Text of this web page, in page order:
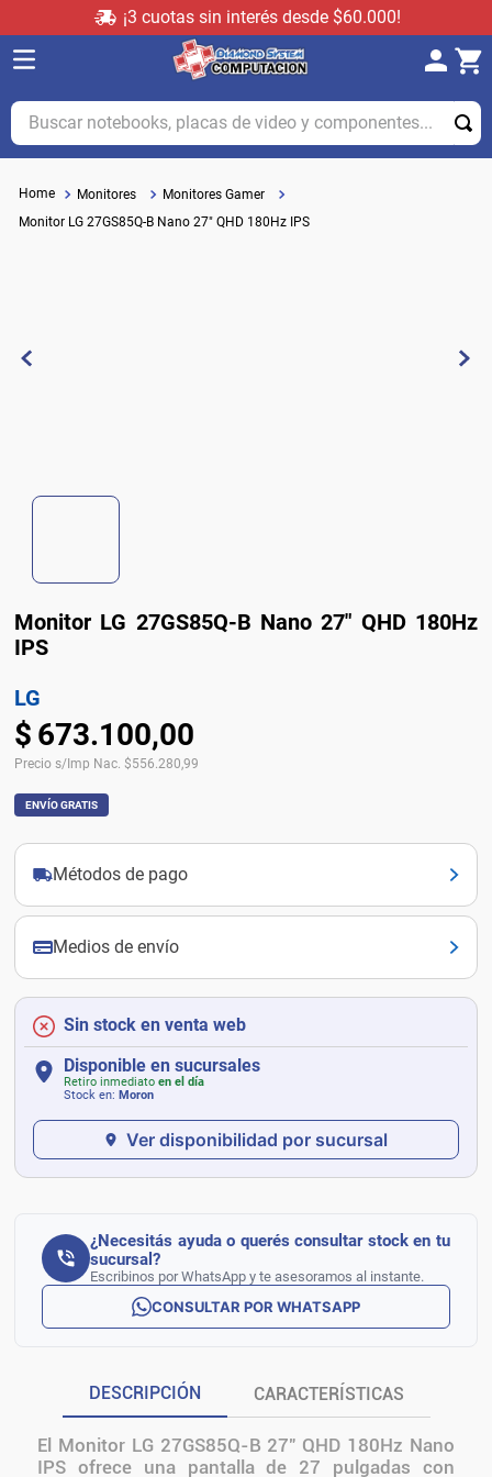
¡3 cuotas sin interés desde $60.000!
Buscar notebooks, placas de video y componentes...
Monitores
Monitores Gamer
Monitor LG 27GS85Q-B Nano 27" QHD 180Hz IPS
Monitor LG 27GS85Q-B Nano 27" QHD 180Hz
IPS
LG
$ 673.100,00
Precio s/Imp Nac. $556.280,99
ENVÍO GRATIS
Métodos de pago
Medios de envío
Sin stock en venta web
Disponible en sucursales
Retiro inmediato en el día
Stock en: Moron
Ver disponibilidad por sucursal
¿Necesitás ayuda o querés consultar stock en tu
sucursal?
Escribinos por WhatsApp y te asesoramos al instante.
CONSULTAR POR WHATSAPP
DESCRIPCIÓN CARACTERÍSTICAS
El Monitor LG 27GS85Q-B 27" QHD 180Hz Nano
IPS ofrece una pantalla de 27 pulgadas con